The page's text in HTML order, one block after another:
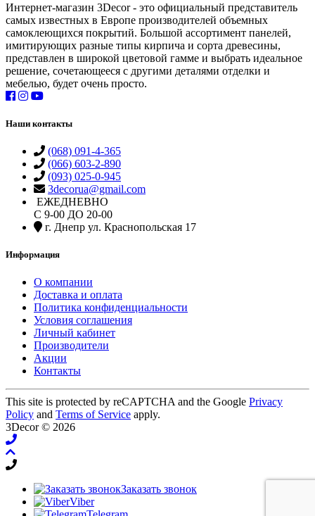
Интернет-магазин 3Decor - это официальный представитель
самых известных в Европе производителей объемных
самоклеющихся покрытий. Большой ассортимент панелей,
имитирующих разные типы кирпича и сорта древесины,
представлен в широкой цветовой гамме и выбрать идеальное
решение, сочетающееся с другими деталями отделки и
мебелью, будет очень просто.
Наши контакты
(068) 091-4-365
(066) 603-2-890
(093) 025-0-945
3decorua@gmail.com
ЕЖЕДНЕВНО
С 9-00 ДО 20-00
г. Днепр ул. Краснопольская 17
Информация
О компании
Доставка и оплата
Политика конфиденциальности
Условия соглашения
Личный кабинет
Производители
Акции
Контакты
This site is protected by reCAPTCHA and the Google Privacy
Policy and Terms of Service apply.
3Decor © 2026
Заказать звонок
Viber